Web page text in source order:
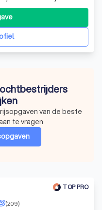
voor een eerlijke
van de beste
te vragen
TOP PRO
(209)